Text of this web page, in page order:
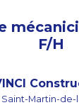
F/H
Saint-Martin-de-